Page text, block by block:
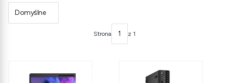
Domyślne
Strona z 1